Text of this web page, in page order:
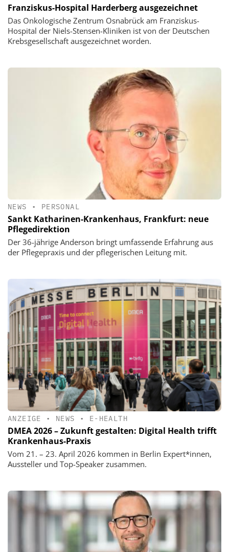
Franziskus-Hospital Harderberg ausgezeichnet
Das Onkologische Zentrum Osnabrück am Franziskus-
Hospital der Niels-Stensen-Kliniken ist von der Deutschen
Krebsgesellschaft ausgezeichnet worden.
NEWS • PERSONAL
Sankt Katharinen-Krankenhaus, Frankfurt: neue
Pflegedirektion
Der 36-jährige Anderson bringt umfassende Erfahrung aus
der Pflegepraxis und der pflegerischen Leitung mit.
ANZEIGE • NEWS • E-HEALTH
DMEA 2026 – Zukunft gestalten: Digital Health trifft
Krankenhaus-Praxis
Vom 21. – 23. April 2026 kommen in Berlin Expert*innen,
Aussteller und Top-Speaker zusammen.